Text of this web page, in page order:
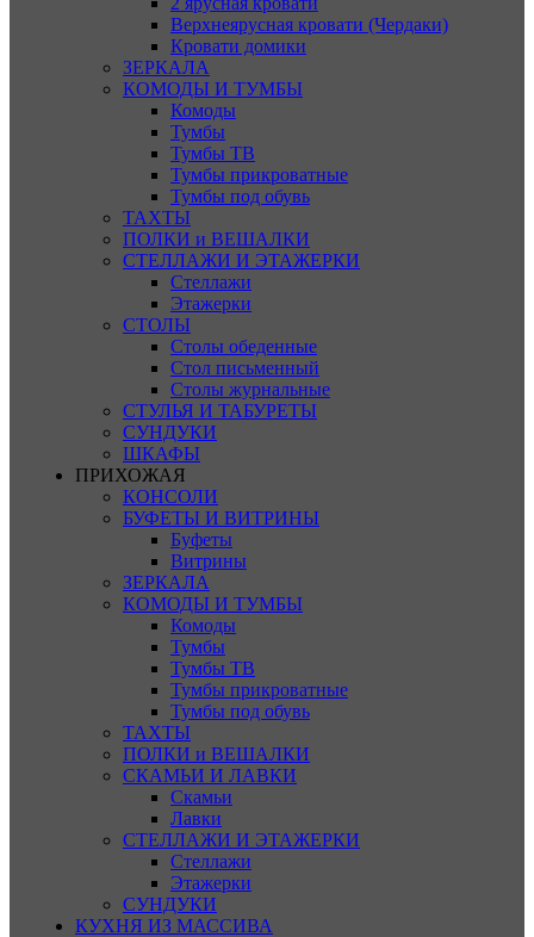
Верхнеярусная кровати (Чердаки)
Кровати домики
ЗЕРКАЛА
КОМОДЫ И ТУМБЫ
Комоды
Тумбы
Тумбы ТВ
Тумбы прикроватные
Тумбы под обувь
ТАХТЫ
ПОЛКИ и ВЕШАЛКИ
СТЕЛЛАЖИ И ЭТАЖЕРКИ
Стеллажи
Этажерки
СТОЛЫ
Столы обеденные
Стол письменный
Столы журнальные
СТУЛЬЯ И ТАБУРЕТЫ
СУНДУКИ
ШКАФЫ
ПРИХОЖАЯ
КОНСОЛИ
БУФЕТЫ И ВИТРИНЫ
Буфеты
Витрины
ЗЕРКАЛА
КОМОДЫ И ТУМБЫ
Комоды
Тумбы
Тумбы ТВ
Тумбы прикроватные
Тумбы под обувь
ТАХТЫ
ПОЛКИ и ВЕШАЛКИ
СКАМЬИ И ЛАВКИ
Скамьи
Лавки
СТЕЛЛАЖИ И ЭТАЖЕРКИ
Стеллажи
Этажерки
СУНДУКИ
КУХНЯ ИЗ МАССИВА